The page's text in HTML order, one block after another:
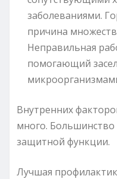
заболеваниями.
причина
Неправильная
помогающий
Внутренних
много.
защитной функции.
Лучшая